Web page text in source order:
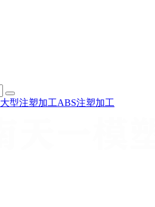
大型注塑加工ABS注塑加工